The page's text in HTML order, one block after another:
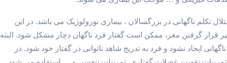
تکلم ناگهانی در بزرگسالان ، بیماری نورولوژیک می باشد. در این
قرار گرفتن مغز، ممکن است گفتار فرد ناگهان دچار مشکل شود. البته
ایجاد نشود و فرد به تدریج شاهد ناتوانی در گفتار خود شود. در